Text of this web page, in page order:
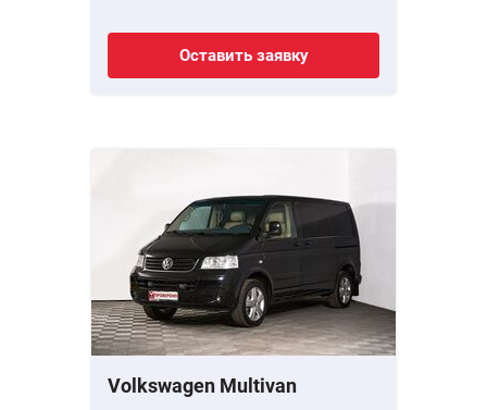
Оставить заявку
Volkswagen Multivan